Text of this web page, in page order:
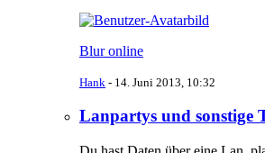
Blur online
Hank - 14. Juni 2013, 10:32
Lanpartys und sonstige